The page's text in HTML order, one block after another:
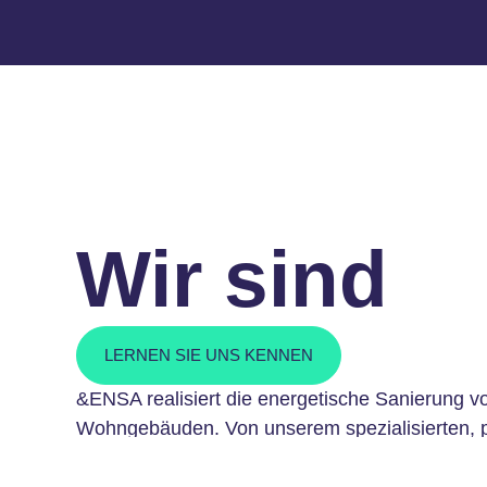
Wir sind
LERNEN SIE UNS KENNEN
&ENSA realisiert die energetische Sanierung
Wohngebäuden. Von unserem spezialisierten,